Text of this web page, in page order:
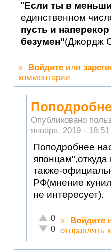
"Если ты в
единственном
пусть и
безумен"(Джордж
» Войдите или
комментарии
Опубликовано
января, 2019 - 18:51
Поподробнее
японцам",откуда
также-
РФ(мнение
не интересует).
Отлично!
0
Неадекватно!
0
» Войдите
отправлять